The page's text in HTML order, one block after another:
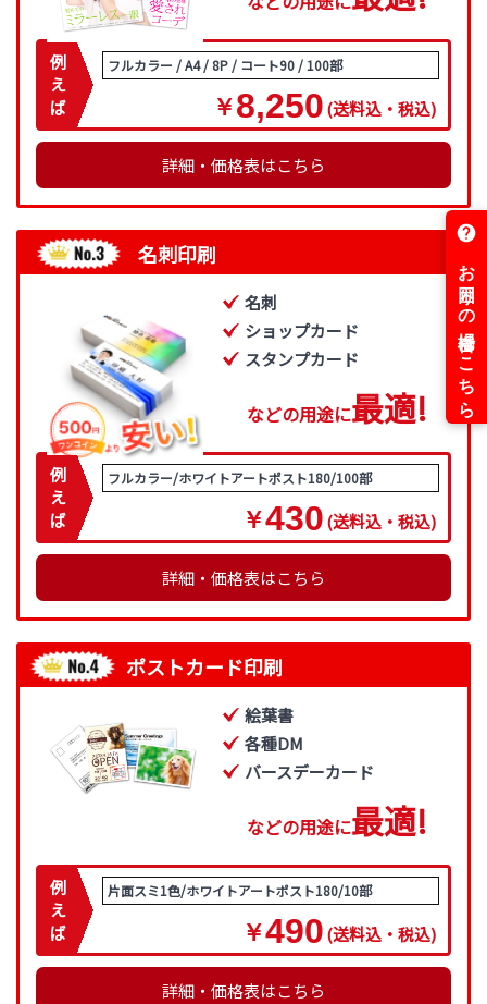
例
え
ば
フルカラー / A4 / 8P / コート90 / 100部
￥8,250(送料込・税込)
詳細・価格表はこちら
名刺印刷
名刺
ショップカード
スタンプカード
などの用途に最適!
例
え
ば
フルカラー/ホワイトアートポスト180/100部
￥430(送料込・税込)
詳細・価格表はこちら
ポストカード印刷
絵葉書
各種DM
バースデーカード
などの用途に最適!
例
え
ば
片面スミ1色/ホワイトアートポスト180/10部
￥490(送料込・税込)
詳細・価格表はこちら